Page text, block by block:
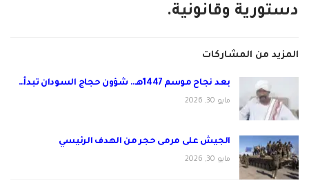
دستورية وقانونية.
المزيد من المشاركات
بعد نجاح موسم 1447هـ.. شؤون حجاج السودان تبدأ…
مايو 30, 2026
الجيش على مرمى حجر من الهدف الرئيسي
مايو 30, 2026